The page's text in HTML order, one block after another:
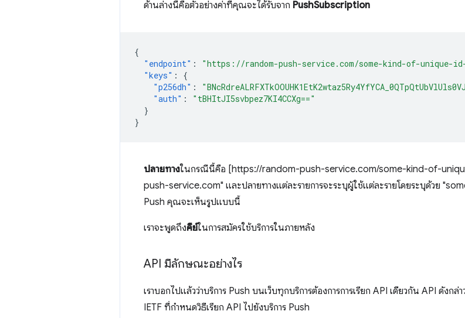
ด้านล่างนี้คือตัวอย่างค่าที่คุณจะได้รับจาก PushSubscription
{
"endpoint" : "https://random-push-service.com/some-kind-of-unique-
"keys" :
{
"p256dh" :
"auth" :
"tBHItJI5svbpez7KI4CCXg=="
}
}
ปลายทางในกรณีนี้คือ [https://random-push-service.com/some-kind-of-
push-service.com" และปลายทางแต่ละรายการจะระบุผู้ใช้แต่ละรายโดยระบุด้วย
Push คุณจะเห็นรูปแบบนี้
เราจะพูดถึงคีย์ในการสมัครใช้บริการในภายหลัง
API มีลักษณะอย่างไร
เราบอกไปแล้วว่าบริการ Push บนเว็บทุกบริการต้องการการเรียก API เดียวกัน API ดังกล่า
IETF ที่กําหนดวิธีเรียก API ไปยังบริการ Push